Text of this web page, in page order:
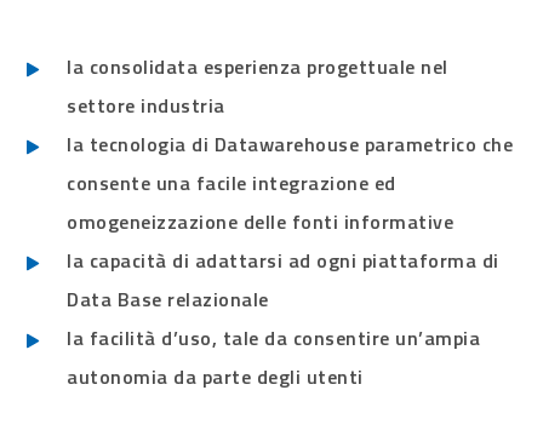
la consolidata esperienza progettuale nel
settore industria
la tecnologia di Datawarehouse parametrico che
consente una facile integrazione ed
omogeneizzazione delle fonti informative
la capacità di adattarsi ad ogni piattaforma di
Data Base relazionale
la facilità d’uso, tale da consentire un’ampia
autonomia da parte degli utenti